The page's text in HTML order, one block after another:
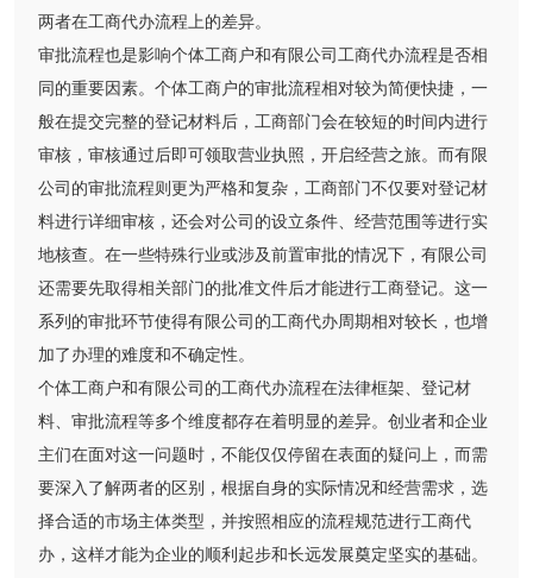
两者在工商代办流程上的差异。
审批流程也是影响个体工商户和有限公司工商代办流程是否相
同的重要因素。个体工商户的审批流程相对较为简便快捷，一
般在提交完整的登记材料后，工商部门会在较短的时间内进行
审核，审核通过后即可领取营业执照，开启经营之旅。而有限
公司的审批流程则更为严格和复杂，工商部门不仅要对登记材
料进行详细审核，还会对公司的设立条件、经营范围等进行实
地核查。在一些特殊行业或涉及前置审批的情况下，有限公司
还需要先取得相关部门的批准文件后才能进行工商登记。这一
系列的审批环节使得有限公司的工商代办周期相对较长，也增
加了办理的难度和不确定性。
个体工商户和有限公司的工商代办流程在法律框架、登记材
料、审批流程等多个维度都存在着明显的差异。创业者和企业
主们在面对这一问题时，不能仅仅停留在表面的疑问上，而需
要深入了解两者的区别，根据自身的实际情况和经营需求，选
择合适的市场主体类型，并按照相应的流程规范进行工商代
办，这样才能为企业的顺利起步和长远发展奠定坚实的基础。